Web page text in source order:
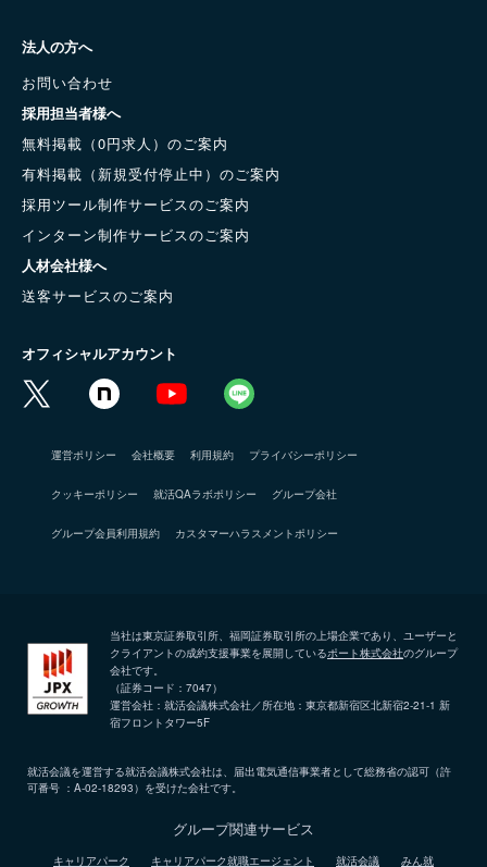
法人の方へ
お問い合わせ
採用担当者様へ
無料掲載（0円求人）のご案内
有料掲載（新規受付停止中）のご案内
採用ツール制作サービスのご案内
インターン制作サービスのご案内
人材会社様へ
送客サービスのご案内
オフィシャルアカウント
運営ポリシー 会社概要 利用規約 プライバシーポリシー
クッキーポリシー 就活QAラボポリシー グループ会社
グループ会員利用規約 カスタマーハラスメントポリシー
当社は東京証券取引所、福岡証券取引所の上場企業であり、ユーザーと
クライアントの成約支援事業を展開しているポート株式会社のグループ
会社です。
（証券コード：7047）
運営会社：就活会議株式会社／所在地：東京都新宿区北新宿2-21-1 新
宿フロントタワー5F
就活会議を運営する就活会議株式会社は、届出電気通信事業者として総務省の認可（許
可番号 ：A-02-18293）を受けた会社です。